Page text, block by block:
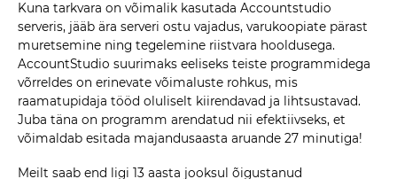
Kuna tarkvara on võimalik kasutada Accountstudio
serveris, jääb ära serveri ostu vajadus, varukoopiate pärast
muretsemine ning tegelemine riistvara hooldusega.
AccountStudio suurimaks eeliseks teiste programmidega
võrreldes on erinevate võimaluste rohkus, mis
raamatupidaja tööd oluliselt kiirendavad ja lihtsustavad.
Juba täna on programm arendatud nii efektiivseks, et
võimaldab esitada majandusaasta aruande 27 minutiga!
Meilt saab end ligi 13 aasta jooksul õigustanud